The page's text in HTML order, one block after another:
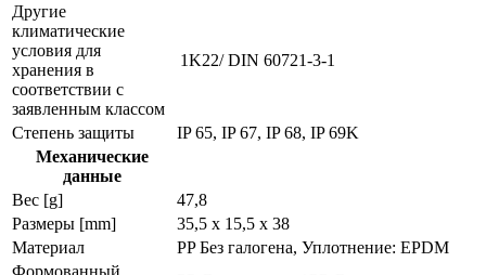
Другие
климатические
условия для
хранения в
соответствии с
заявленным классом
1K22/ DIN 60721-3-1
Степень защиты
IP 65, IP 67, IP 68, IP 69K
Механические
данные
Вес [g]
47,8
Размеры [mm]
35,5 x 15,5 x 38
Материал
PP Без галогена, Уплотнение: EPDM
Формованный